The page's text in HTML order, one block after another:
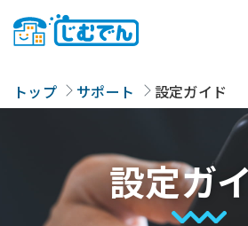
トップ サポート 設定ガイド
設定ガ